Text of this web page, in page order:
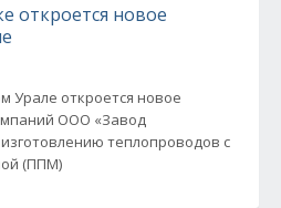
откроется новое
Урале откроется новое
ООО «Завод
теплопроводов с
(ППМ)